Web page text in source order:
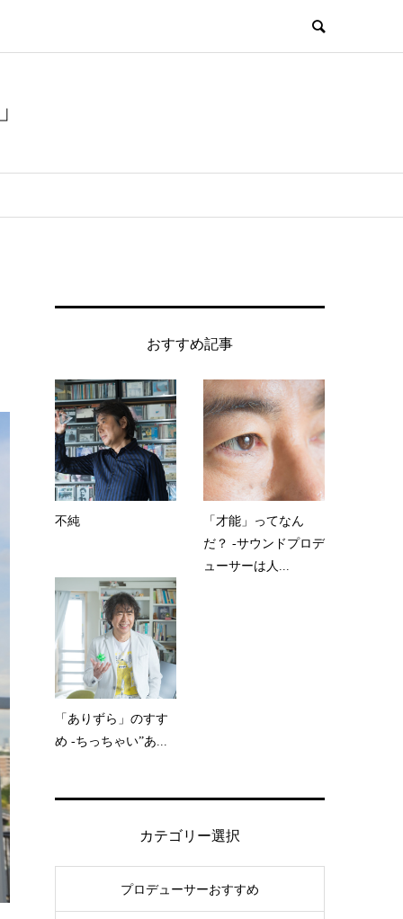
おすすめ記事
不純
「才能」ってなん
だ？ -サウンドプロデ
ューサーは人...
「ありずら」のすす
め -ちっちゃい”あ...
カテゴリー選択
プロデューサーおすすめ